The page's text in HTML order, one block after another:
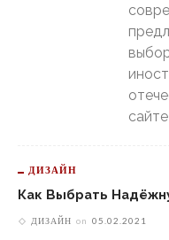
ДИЗАЙН
Как Выбрать
ДИЗАЙН on 05.02.2021